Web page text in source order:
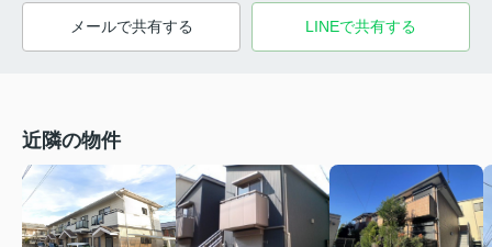
メールで共有する LINEで共有する
近隣の物件